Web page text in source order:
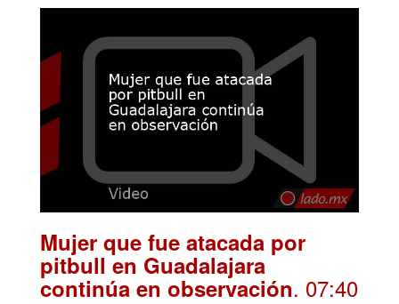
Mujer que fue atacada por
pitbull en Guadalajara
continúa en observación. 07:40